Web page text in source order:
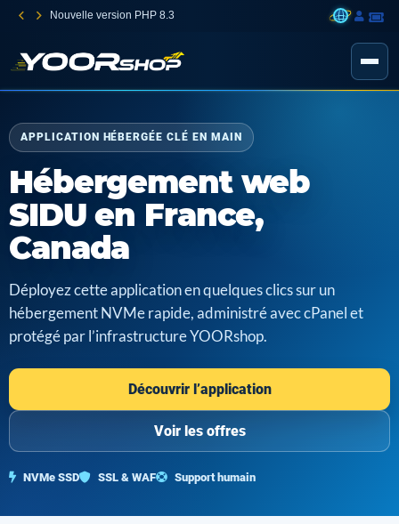
Nouvelle version PHP 8.3
APPLICATION HÉBERGÉE CLÉ EN MAIN
Hébergement web
SIDU en France,
Canada
Déployez cette application en quelques clics sur un
hébergement NVMe rapide, administré avec cPanel et
protégé par l’infrastructure YOORshop.
Découvrir l’application
Voir les offres
NVMe SSD SSL & WAF Support humain